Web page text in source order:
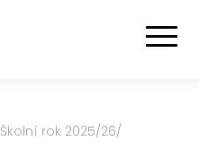
Školní rok 2025/26/